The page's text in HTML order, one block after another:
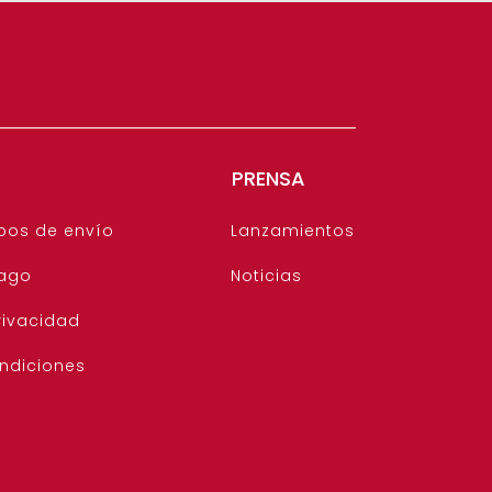
de envío
PRENSA
Lanzamientos
Noticias